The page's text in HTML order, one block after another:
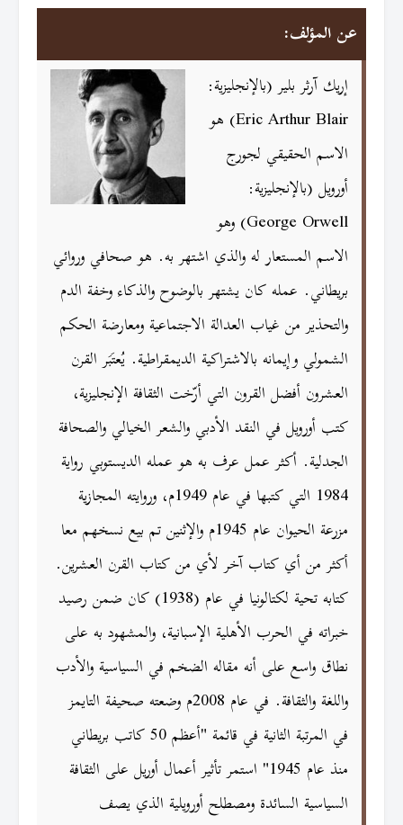
عن المؤلف:
إريك آرثر بلير (بالإنجليزية:
Eric Arthur Blair)‏ هو
الاسم الحقيقي لجورج
أورويل (بالإنجليزية:
George Orwell)‏ وهو
الاسم المستعار له والذي اشتهر به. هو صحافي وروائي
بريطاني. عمله كان يشتهر بالوضوح والذكاء وخفة الدم
والتحذير من غياب العدالة الاجتماعية ومعارضة الحكم
الشمولي وإيمانه بالاشتراكية الديمقراطية. يُعتَبَر القرن
العشرون أفضل القرون التي أرّخت الثقافة الإنجليزية،
كتب أورويل في النقد الأدبي والشعر الخيالي والصحافة
الجدلية. أكثر عمل عرف به هو عمله الديستوبي رواية
1984 التي كتبها في عام 1949م، وروايته المجازية
مزرعة الحيوان عام 1945م والإثنين تم بيع نسخهم معا
أكثر من أي كتاب آخر لأي من كتاب القرن العشرين.
كتابه تحية لكتالونيا في عام (1938) كان ضمن رصيد
خبراته في الحرب الأهلية الإسبانية، والمشهود به على
نطاق واسع على أنه مقاله الضخم في السياسية والأدب
واللغة والثقافة. في عام 2008م وضعته صحيفة التايمز
في المرتبة الثانية في قائمة "أعظم 50 كاتب بريطاني
منذ عام 1945" استمر تأثير أعمال أوريل على الثقافة
السياسية السائدة ومصطلح أورويلية الذي يصف